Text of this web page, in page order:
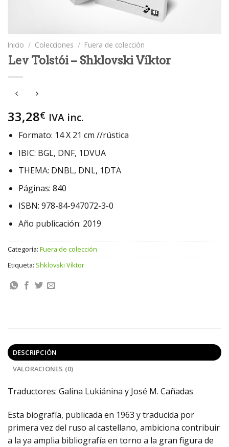
Inicio / Colecciones / Fuera de colección
Lev Tolstói – Shklovski Víktor
33,28€ IVA inc.
Formato: 14 X 21 cm //rústica
IBIC: BGL, DNF, 1DVUA
THEMA: DNBL, DNL, 1DTA
Páginas: 840
ISBN: 978-84-947072-3-0
Año publicación: 2019
Categoría: Fuera de colección
Etiqueta: Shklovski Víktor
DESCRIPCIÓN
VALORACIONES (0)
Traductores: Galina Lukiánina y José M. Cañadas
Esta biografía, publicada en 1963 y traducida por
primera vez del ruso al castellano, ambiciona contribuir
a la ya amplia bibliografía en torno a la gran figura de